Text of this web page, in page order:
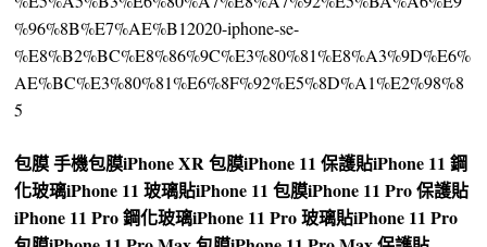
%96%8B%E7%AE%B12020-iphone-se-
%E8%B2%BC%E8%86%9C%E3%80%81%E8%A3%9D%E6%
AE%BC%E3%80%81%E6%8F%92%E5%8D%A1%E2%98%8
5
包膜手機包膜iPhone XR 包膜iPhone 11 保護貼iPhone 11 鋼
化玻璃iPhone 11 玻璃貼iPhone 11 包膜iPhone 11 Pro 保護貼
iPhone 11 Pro 鋼化玻璃iPhone 11 Pro 玻璃貼iPhone 11 Pro